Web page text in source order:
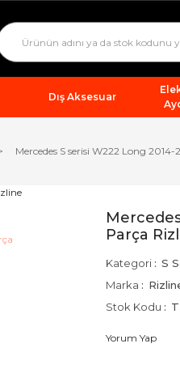
Dış Aksesuar
Mercedes S serisi W222 Long
Parça
Kategori
S
Marka
Stok Kodu
Yorum Yap